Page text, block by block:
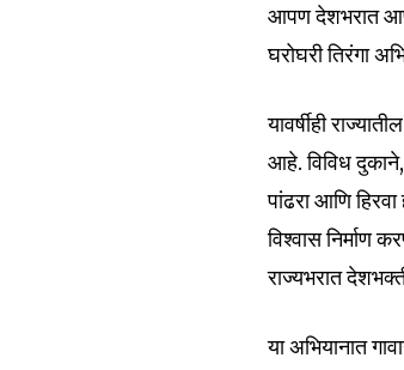
Join
of the
To subscribe,
the subscribe
won't spam your
आपण देशभरात
घरोघरी तिरंगा
यावर्षीही
आहे. विविध
पांढरा आणि
विश्वास
राज्यभरात
या अभियानात